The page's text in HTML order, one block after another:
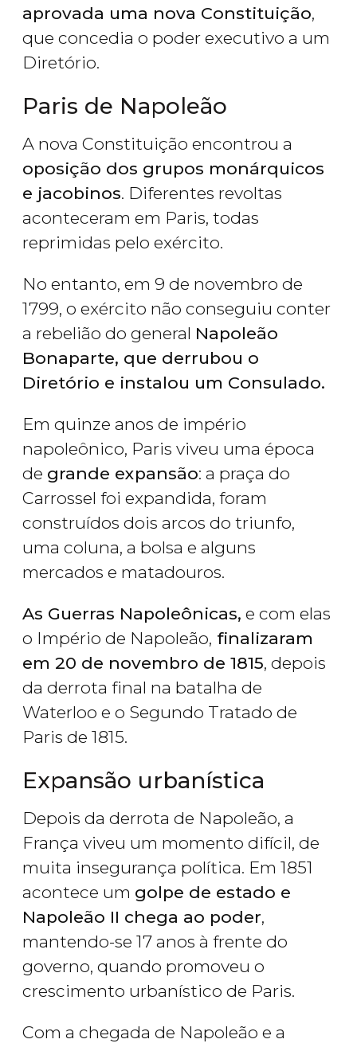
aprovada uma nova Constituição,
que concedia o poder executivo a um
Diretório.
Paris de Napoleão
A nova Constituição encontrou a
oposição dos grupos monárquicos
e jacobinos. Diferentes revoltas
aconteceram em Paris, todas
reprimidas pelo exército.
No entanto, em 9 de novembro de
1799, o exército não conseguiu conter
a rebelião do general Napoleão
Bonaparte, que derrubou o
Diretório e instalou um Consulado.
Em quinze anos de império
napoleônico, Paris viveu uma época
de grande expansão: a praça do
Carrossel foi expandida, foram
construídos dois arcos do triunfo,
uma coluna, a bolsa e alguns
mercados e matadouros.
As Guerras Napoleônicas, e com elas
o Império de Napoleão, finalizaram
em 20 de novembro de 1815, depois
da derrota final na batalha de
Waterloo e o Segundo Tratado de
Paris de 1815.
Expansão urbanística
Depois da derrota de Napoleão, a
França viveu um momento difícil, de
muita insegurança política. Em 1851
acontece um golpe de estado e
Napoleão II chega ao poder,
mantendo-se 17 anos à frente do
governo, quando promoveu o
crescimento urbanístico de Paris.
Com a chegada de Napoleão e a